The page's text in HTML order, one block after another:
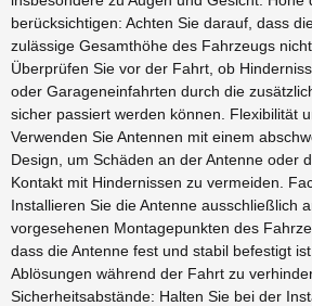
berücksichtigen: Achten Sie darauf, dass
zulässige Gesamthöhe des Fahrzeugs
Überprüfen Sie vor der Fahrt, ob
oder Garageneinfahrten durch die
sicher passiert werden können. Flexibilität
Verwenden Sie Antennen mit einem
Design, um Schäden an der Antenne oder
Kontakt mit Hindernissen zu vermeiden.
Installieren Sie die Antenne ausschließlich
vorgesehenen Montagepunkten des
dass die Antenne fest und stabil befestigt
Ablösungen während der Fahrt zu
Sicherheitsabstände: Halten Sie bei der